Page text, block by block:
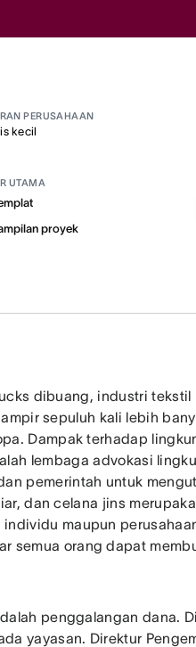
PERUSAHAAN
kecil
UTAMA
proyek
dibuang, industri
sepuluh kali lebih
Dampak terhadap
lembaga advokasi
pemerintah untuk
dan celana jins
maupun
semua orang dapat
penggalangan dana.
yayasan. Direktur